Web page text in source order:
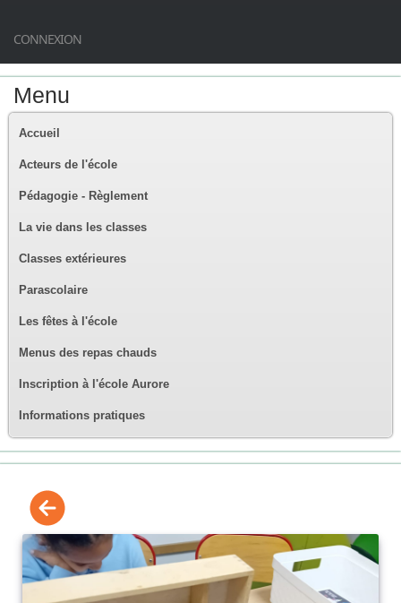
CONNEXION
Menu
Accueil
Acteurs de l'école
Pédagogie - Règlement
La vie dans les classes
Classes extérieures
Parascolaire
Les fêtes à l'école
Menus des repas chauds
Inscription à l'école Aurore
Informations pratiques